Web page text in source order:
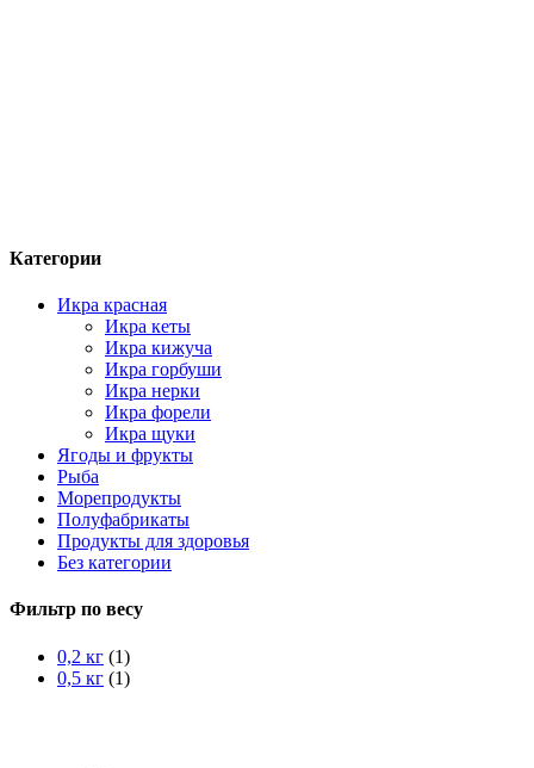
Категории
Икра красная
Икра кеты
Икра кижуча
Икра горбуши
Икра нерки
Икра форели
Икра щуки
Ягоды и фрукты
Рыба
Морепродукты
Полуфабрикаты
Продукты для здоровья
Без категории
Фильтр по весу
0,2 кг (1)
0,5 кг (1)